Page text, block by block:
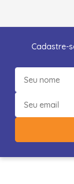
Cadastre-